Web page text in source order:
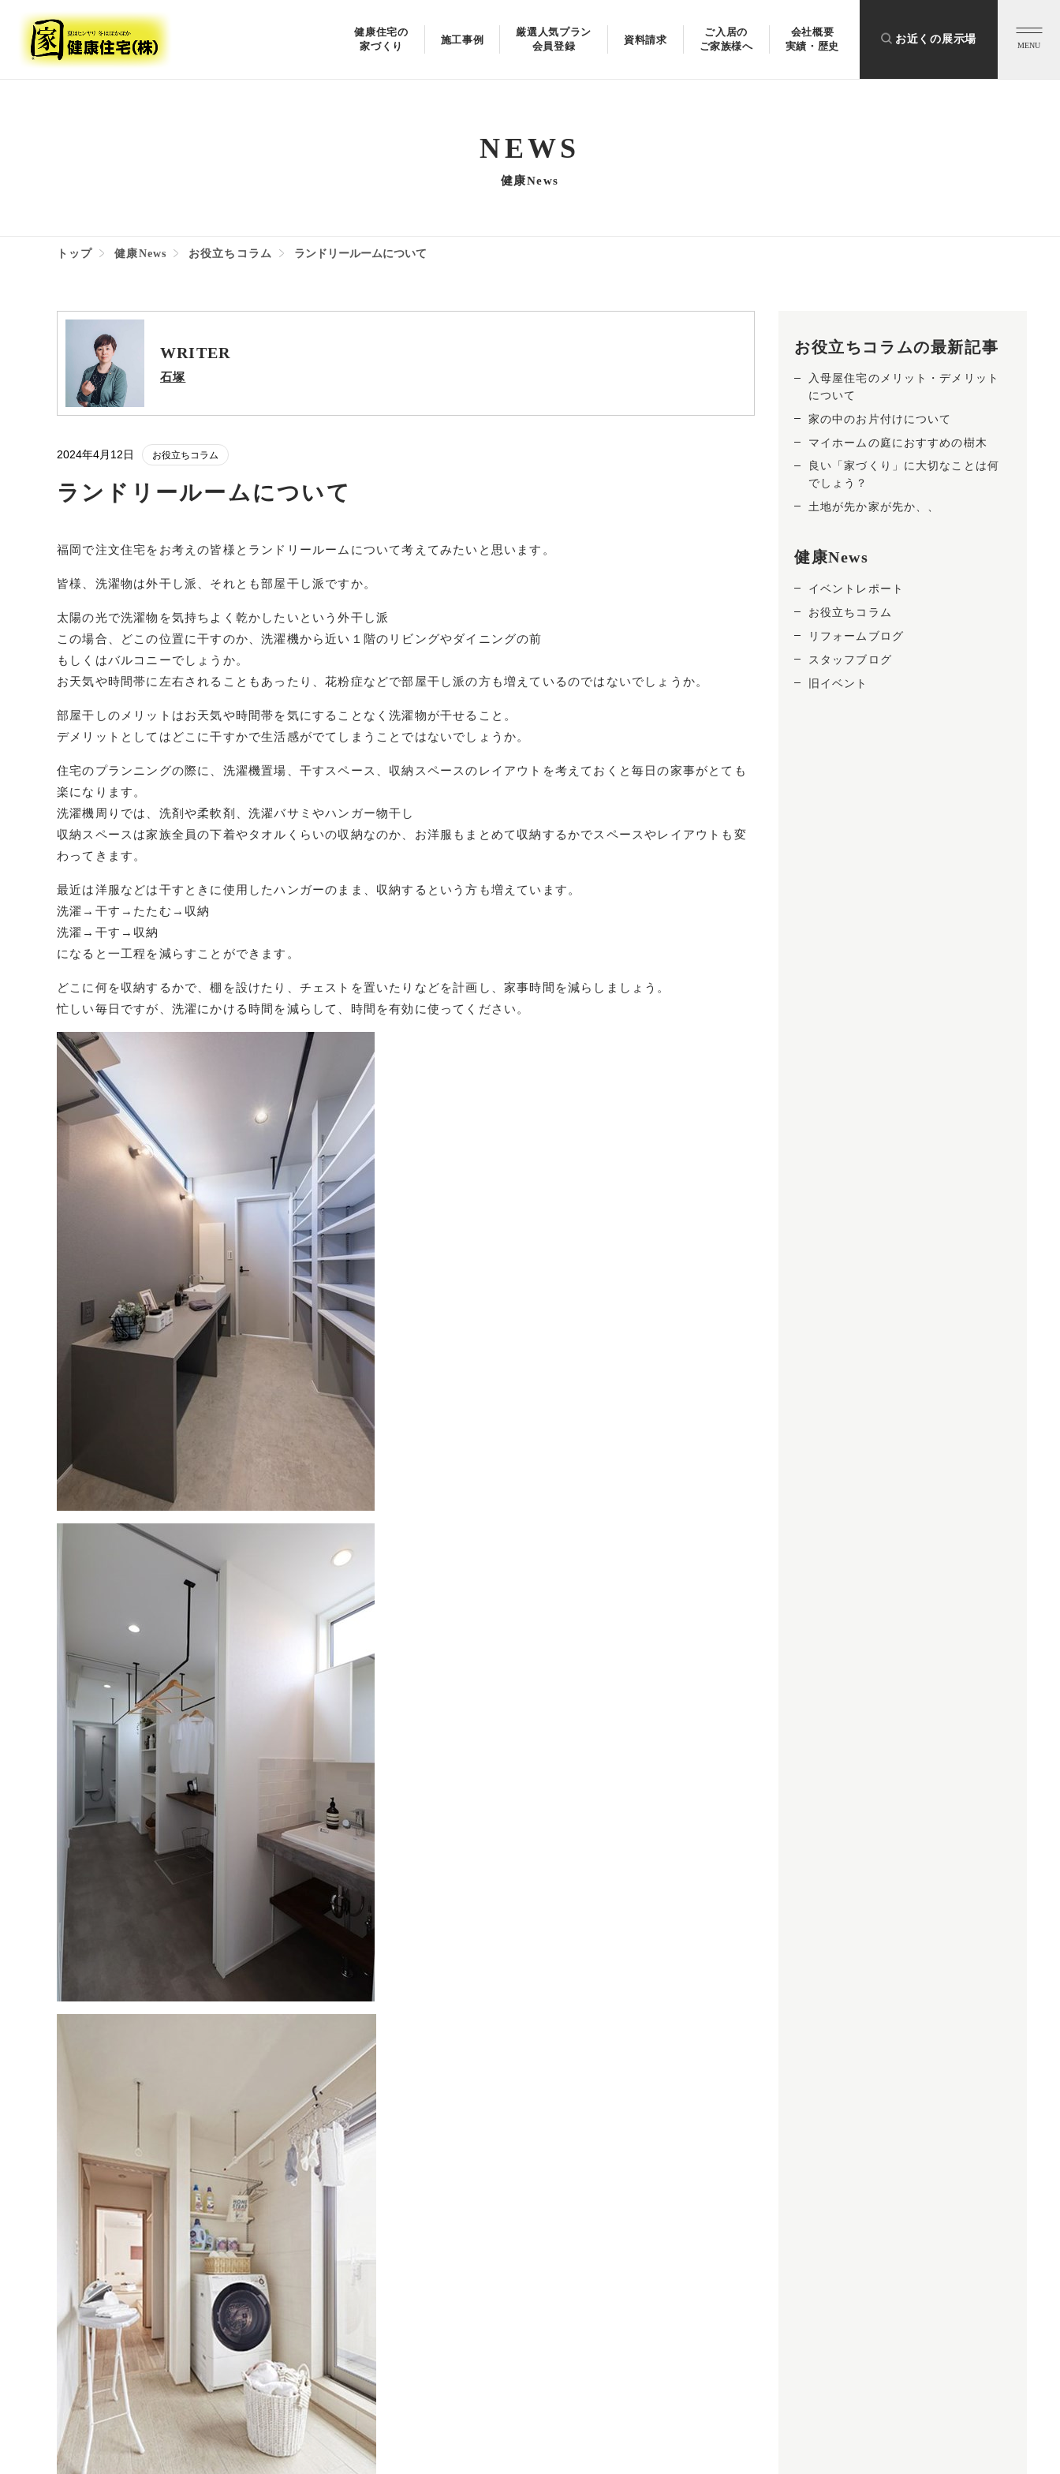
健康住宅の
家づくり
施工事例
厳選人気プラン
会員登録
資料請求
ご入居の
ご家族様へ
会社概要
実績・歴史
お近くの展示場
MENU
NEWS
健康News
トップ 健康News お役立ちコラム ランドリールームについて
WRITER
石塚
2024年4月12日 お役立ちコラム
ランドリールームについて
福岡で注文住宅をお考えの皆様とランドリールームについて考えてみたいと思います。
皆様、洗濯物は外干し派、それとも部屋干し派ですか。
太陽の光で洗濯物を気持ちよく乾かしたいという外干し派
この場合、どこの位置に干すのか、洗濯機から近い１階のリビングやダイニングの前
もしくはバルコニーでしょうか。
お天気や時間帯に左右されることもあったり、花粉症などで部屋干し派の方も増えているのではないでしょうか。
部屋干しのメリットはお天気や時間帯を気にすることなく洗濯物が干せること。
デメリットとしてはどこに干すかで生活感がでてしまうことではないでしょうか。
住宅のプランニングの際に、洗濯機置場、干すスペース、収納スペースのレイアウトを考えておくと毎日の家事がとても
楽になります。
洗濯機周りでは、洗剤や柔軟剤、洗濯バサミやハンガー物干し
収納スペースは家族全員の下着やタオルくらいの収納なのか、お洋服もまとめて収納するかでスペースやレイアウトも変
わってきます。
最近は洋服などは干すときに使用したハンガーのまま、収納するという方も増えています。
洗濯→干す→たたむ→収納
洗濯→干す→収納
になると一工程を減らすことができます。
どこに何を収納するかで、棚を設けたり、チェストを置いたりなどを計画し、家事時間を減らしましょう。
忙しい毎日ですが、洗濯にかける時間を減らして、時間を有効に使ってください。
お役立ちコラムの最新記事
入母屋住宅のメリット・デメリット
について
家の中のお片付けについて
マイホームの庭におすすめの樹木
良い「家づくり」に大切なことは何
でしょう？
土地が先か家が先か、、
健康News
イベントレポート
お役立ちコラム
リフォームブログ
スタッフブログ
旧イベント